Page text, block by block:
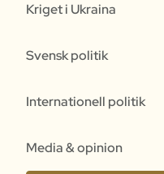
Kriget i Ukraina
Svensk politik
Internationell politik
Media & opinion